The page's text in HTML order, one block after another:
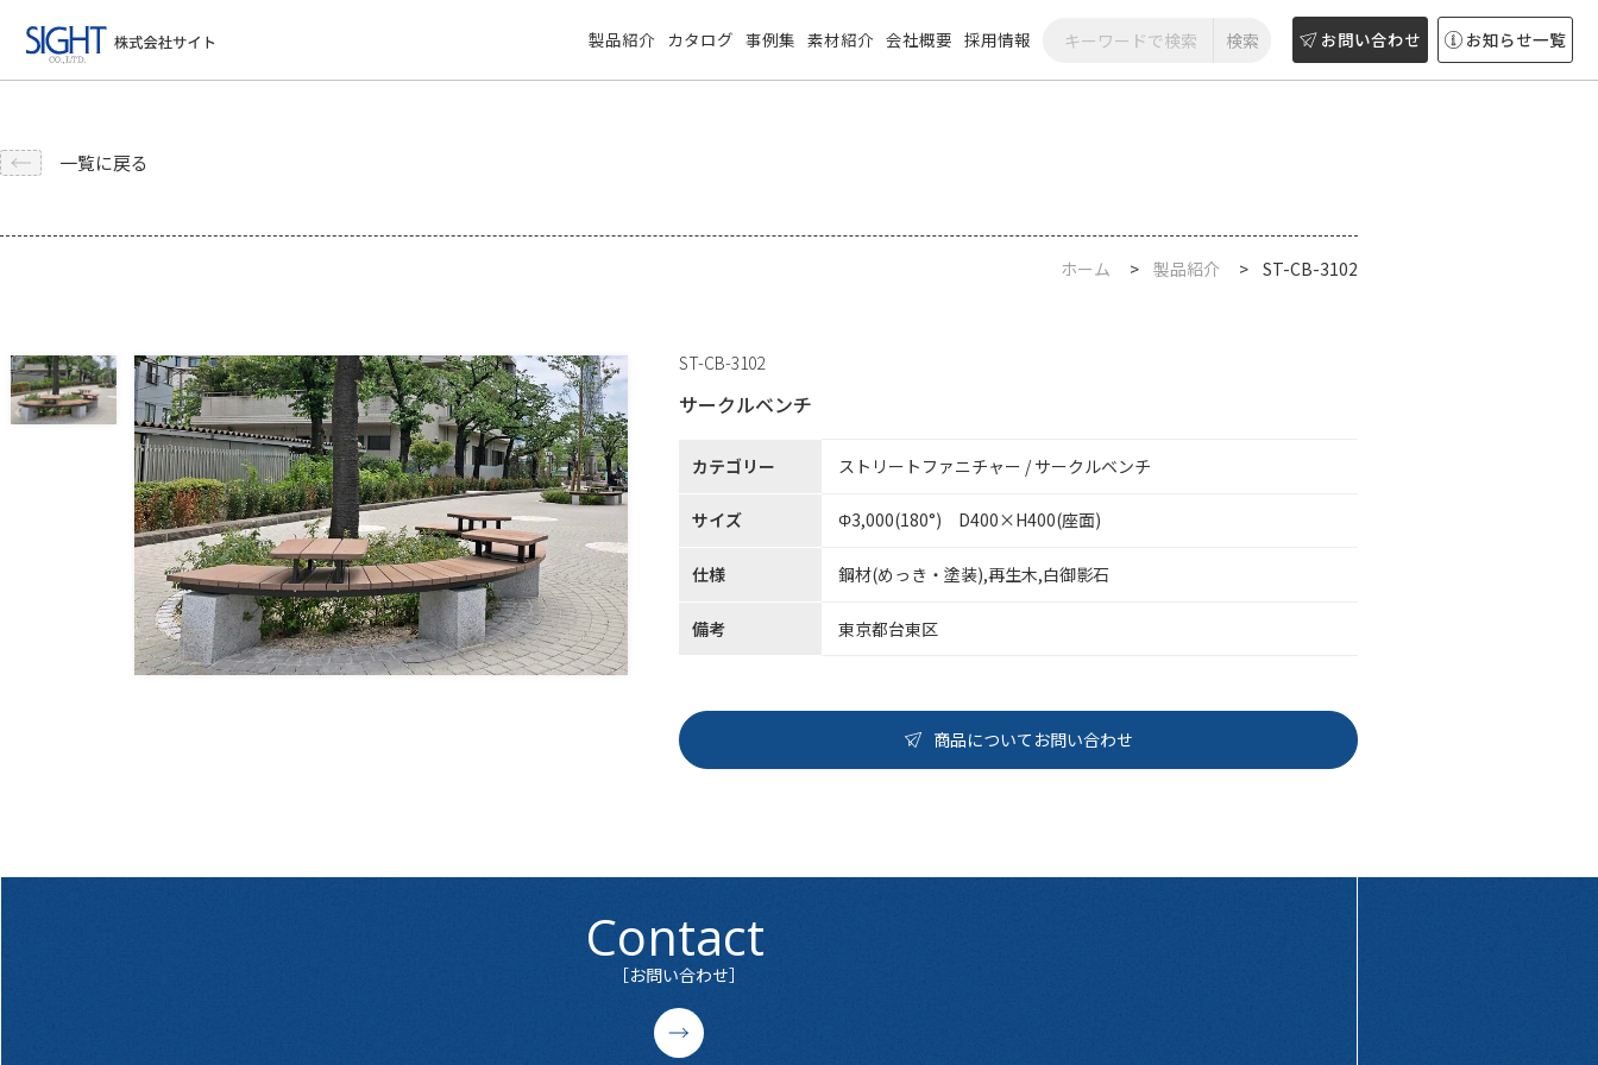
製品紹介 カタログ 事例集 素材紹介 会社概要 採用情報 お問い合わせ お知らせ一覧
一覧に戻る
ホーム 製品紹介 ST-CB-3102
ST-CB-3102
サークルベンチ
カテゴリー ストリートファニチャー / サークルベンチ
サイズ Φ3,000(180°) D400×H400(座面)
仕様 鋼材(めっき・塗装),再生木,白御影石
備考 東京都台東区
商品についてお問い合わせ
Contact
［お問い合わせ］